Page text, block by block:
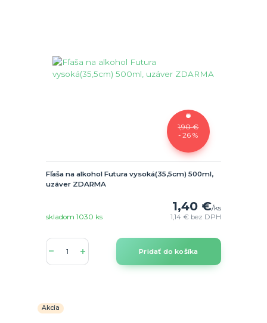
1,90 €
- 26 %
Fľaša na alkohol Futura vysoká(35,5cm) 500ml,
uzáver ZDARMA
1,40 €/ks
1,14 € bez DPH
skladom 1030 ks
Pridať do košíka
Akcia